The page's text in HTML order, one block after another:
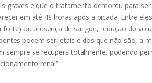
graves e que o tratamento demorou para
em até 48 horas após a picada. Entre
forte) ou presença de sangue, redução do
podem ser letais e dos que não são, a
sempre se recupera totalmente, podendo
renal”.